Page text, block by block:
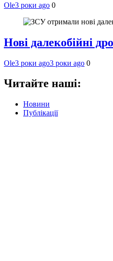
Ole3 роки ago 0
Нові далекобійні
Ole3 роки ago3 роки ago 0
Читайте наші:
Новини
Публікації